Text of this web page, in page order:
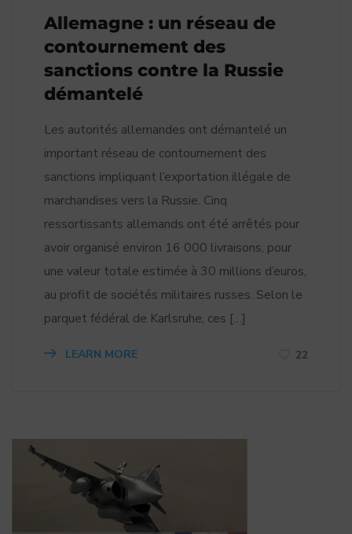
Allemagne : un réseau de
contournement des
sanctions contre la Russie
démantelé
Les autorités allemandes ont démantelé un
important réseau de contournement des
sanctions impliquant l’exportation illégale de
marchandises vers la Russie. Cinq
ressortissants allemands ont été arrêtés pour
avoir organisé environ 16 000 livraisons, pour
une valeur totale estimée à 30 millions d’euros,
au profit de sociétés militaires russes. Selon le
parquet fédéral de Karlsruhe, ces […]
LEARN MORE 22